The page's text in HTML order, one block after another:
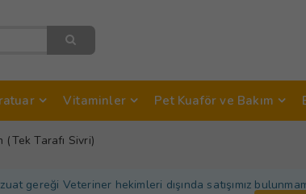
Vitaminler Pet Kuaför ve Bakım
(Tek Tarafı Sivri)
gereği Veteriner hekimleri dışında satışımız